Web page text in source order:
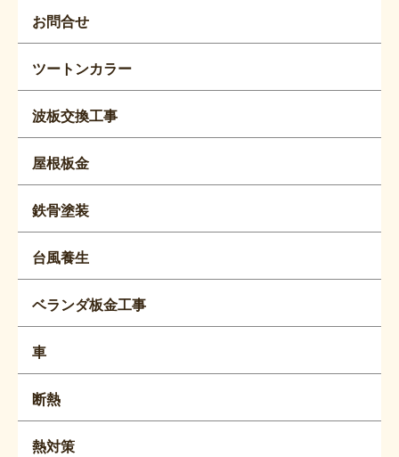
お問合せ
ツートンカラー
波板交換工事
屋根板金
鉄骨塗装
台風養生
ベランダ板金工事
車
断熱
熱対策